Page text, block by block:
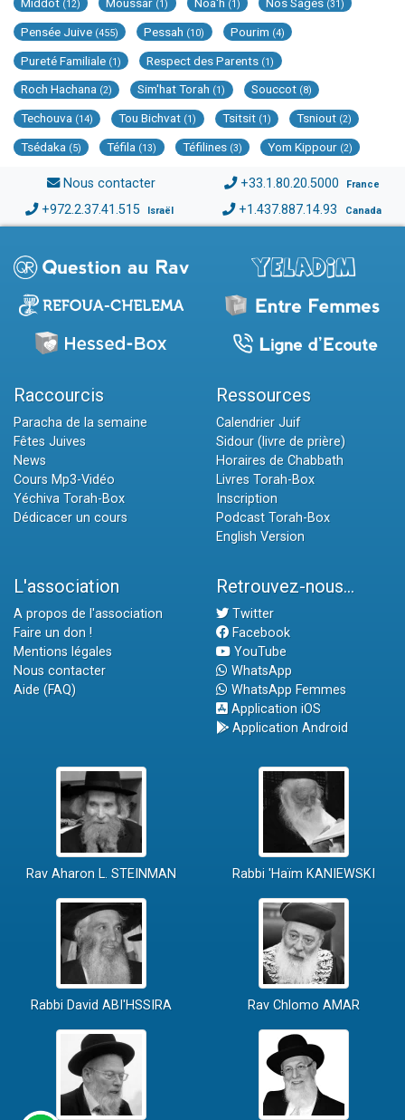
(12) (1) (1) (31)
Pensée Juive (455) Pessah (10) Pourim (4)
Pureté Familiale (1) Respect des Parents (1)
Roch Hachana (2) Sim'hat Torah (1) Souccot (8)
Techouva (14) Tou Bichvat (1) Tsitsit (1) Tsniout (2)
Tsédaka (5) Téfila (13) Téfilines (3) Yom Kippour (2)
Nous contacter +33.1.80.20.5000 France
+972.2.37.41.515 Israël +1.437.887.14.93 Canada
Raccourcis
Paracha de la semaine
Fêtes Juives
News
Cours Mp3-Vidéo
Yéchiva Torah-Box
Dédicacer un cours
Ressources
Calendrier Juif
Sidour (livre de prière)
Horaires de Chabbath
Livres Torah-Box
Inscription
Podcast Torah-Box
English Version
L'association
A propos de l'association
Faire un don !
Mentions légales
Nous contacter
Aide (FAQ)
Retrouvez-nous...
Twitter
Facebook
YouTube
WhatsApp
WhatsApp Femmes
Application iOS
Application Android
Rav Aharon L. STEINMAN Rabbi 'Haïm KANIEWSKI
Rabbi David ABI'HSSIRA Rav Chlomo AMAR